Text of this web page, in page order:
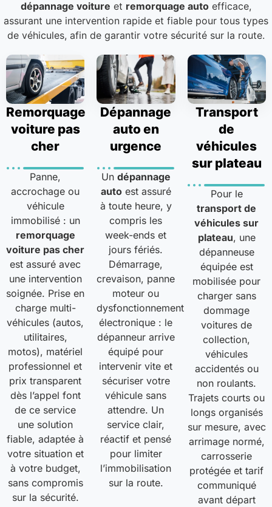
dépannage voiture et remorquage auto efficace,
assurant une intervention rapide et fiable pour tous types
de véhicules, afin de garantir votre sécurité sur la route.
Remorquage
voiture pas
cher
Panne,
accrochage ou
véhicule
immobilisé : un
remorquage
voiture pas cher
est assuré avec
une intervention
soignée. Prise en
charge multi-
véhicules (autos,
utilitaires,
motos), matériel
professionnel et
prix transparent
dès l’appel font
de ce service
une solution
fiable, adaptée à
votre situation et
à votre budget,
sans compromis
sur la sécurité.
Dépannage
auto en
urgence
Un dépannage
autoest assuré
à toute heure, y
compris les
week-ends et
jours fériés.
Démarrage,
crevaison, panne
moteur ou
dysfonctionnement
électronique : le
dépanneur arrive
équipé pour
intervenir vite et
sécuriser votre
véhicule sans
attendre. Un
service clair,
réactif et pensé
pour limiter
l’immobilisation
sur la route.
Transport
de
véhicules
sur plateau
Pour le
transport de
véhicules sur
plateau, une
dépanneuse
équipée est
mobilisée pour
charger sans
dommage
voitures de
collection,
véhicules
accidentés ou
non roulants.
Trajets courts ou
longs organisés
sur mesure, avec
arrimage normé,
carrosserie
protégée et tarif
communiqué
avant départ